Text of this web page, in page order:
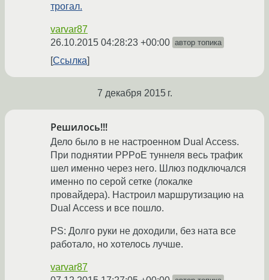
трогал.
varvar87
26.10.2015 04:28:23 +00:00 автор топика
Ссылка
7 декабря 2015 г.
Решилось!!!
Дело было в не настроенном Dual Access.
При поднятии PPPoE туннеля весь трафик
шел именно через него. Шлюз подключался
именно по серой сетке (локалке
провайдера). Настроил маршрутизацию на
Dual Access и все пошло.
PS: Долго руки не доходили, без ната все
работало, но хотелось лучше.
varvar87